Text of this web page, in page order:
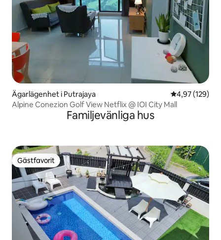
Ägarlägenhet i Putrajaya 4,97 av 5 i
4,97 (129)
Alpine Conezion Golf View Netflix @ IOI City Mall
Familjevänliga hus
Gästfavorit
Gästfavorit